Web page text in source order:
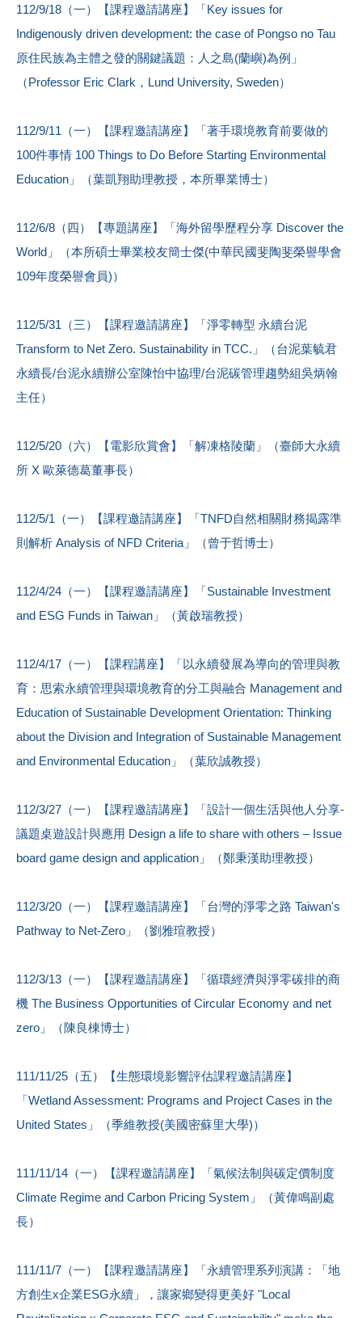
112/9/18（一）【課程邀請講座】「Key issues for
Indigenously driven development: the case of Pongso no Tau
原住民族為主體之發的關鍵議題：人之島(蘭嶼)為例」
（Professor Eric Clark，Lund University, Sweden）
112/9/11（一）【課程邀請講座】「著手環境教育前要做的
100件事情 100 Things to Do Before Starting Environmental
Education」（葉凱翔助理教授，本所畢業博士）
112/6/8（四）【專題講座】「海外留學歷程分享 Discover the
World」（本所碩士畢業校友簡士傑(中華民國斐陶斐榮譽學會
109年度榮譽會員)）
112/5/31（三）【課程邀請講座】「淨零轉型 永續台泥
Transform to Net Zero. Sustainability in TCC.」（台泥葉毓君
永續長/台泥永續辦公室陳怡中協理/台泥碳管理趨勢組吳炳翰
主任）
112/5/20（六）【電影欣賞會】「解凍格陵蘭」（臺師大永續
所 X 歐萊德葛董事長）
112/5/1（一）【課程邀請講座】「TNFD自然相關財務揭露準
則解析 Analysis of NFD Criteria」（曾于哲博士）
112/4/24（一）【課程邀請講座】「Sustainable Investment
and ESG Funds in Taiwan」（黃啟瑞教授）
112/4/17（一）【課程講座】「以永續發展為導向的管理與教
育：思索永續管理與環境教育的分工與融合 Management and
Education of Sustainable Development Orientation: Thinking
about the Division and Integration of Sustainable Management
and Environmental Education」（葉欣誠教授）
112/3/27（一）【課程邀請講座】「設計一個生活與他人分享-
議題桌遊設計與應用 Design a life to share with others – Issue
board game design and application」（鄭秉漢助理教授）
112/3/20（一）【課程邀請講座】「台灣的淨零之路 Taiwan's
Pathway to Net-Zero」（劉雅瑄教授）
112/3/13（一）【課程邀請講座】「循環經濟與淨零碳排的商
機 The Business Opportunities of Circular Economy and net
zero」（陳良棟博士）
111/11/25（五）【生態環境影響評估課程邀請講座】
「Wetland Assessment: Programs and Project Cases in the
United States」（季維教授(美國密蘇里大學)）
111/11/14（一）【課程邀請講座】「氣候法制與碳定價制度
Climate Regime and Carbon Pricing System」（黃偉鳴副處
長）
111/11/7（一）【課程邀請講座】「永續管理系列演講：「地
方創生x企業ESG永續」，讓家鄉變得更美好 "Local